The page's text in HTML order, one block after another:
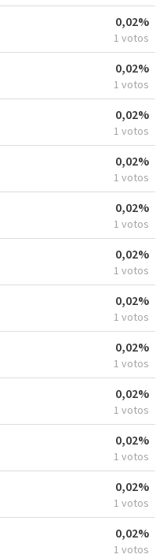
0,02%
1 votos
0,02%
1 votos
0,02%
1 votos
0,02%
1 votos
0,02%
1 votos
0,02%
1 votos
0,02%
1 votos
0,02%
1 votos
0,02%
1 votos
0,02%
1 votos
0,02%
1 votos
0,02%
1 votos